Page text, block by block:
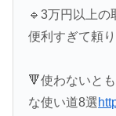
🔹3万円以上の
便利すぎて頼
🔻使わないと
な使い道8選